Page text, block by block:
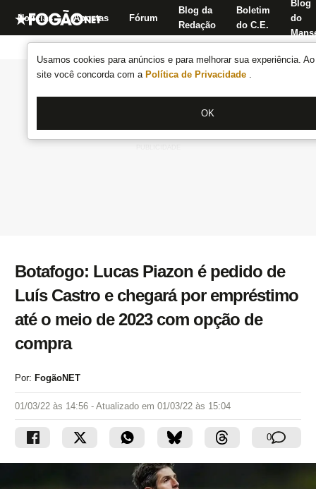
Usamos cookies para anúncios e para melhorar sua experiência.
site você concorda com a Política de Privacidade .
OK
Notícias Apostas Fórum
Blog da
Redação
Boletim
do C.E.
Blog
do
Botafogo: Lucas Piazon é pedido de
Luís Castro e chegará por empréstimo
até o meio de 2023 com opção de
compra
Por: FogãoNET
01/03/22 às 14:56 - Atualizado em 01/03/22 às 15:04
0